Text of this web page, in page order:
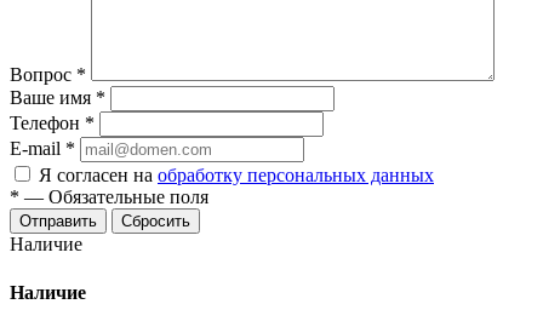
Вопрос *
Ваше имя *
Телефон *
E-mail *
Я согласен на обработку персональных данных
* — Обязательные поля
Отправить Сбросить
Наличие
Наличие